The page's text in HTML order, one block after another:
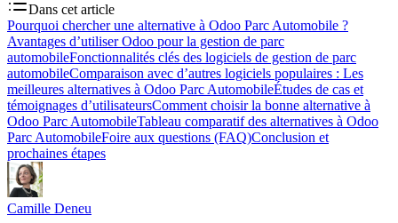
Dans cet article
Pourquoi chercher une alternative à Odoo Parc Automobile ?
Avantages d’utiliser Odoo pour la gestion de parc
automobileFonctionnalités clés des logiciels de gestion de parc
automobileComparaison avec d’autres logiciels populaires : Les
meilleures alternatives à Odoo Parc AutomobileÉtudes de cas et
témoignages d’utilisateursComment choisir la bonne alternative à
Odoo Parc AutomobileTableau comparatif des alternatives à Odoo
Parc AutomobileFoire aux questions (FAQ)Conclusion et
prochaines étapes
Camille Deneu